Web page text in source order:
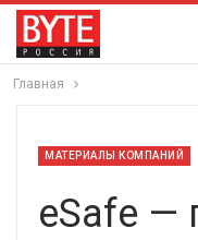
Главная
МАТЕРИАЛЫ КОМПАНИЙ
eSafe —